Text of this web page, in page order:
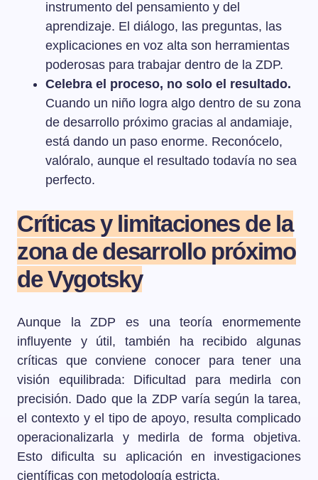
instrumento del pensamiento y del
aprendizaje. El diálogo, las preguntas, las
explicaciones en voz alta son herramientas
poderosas para trabajar dentro de la ZDP.
Celebra el proceso, no solo el resultado.
Cuando un niño logra algo dentro de su zona
de desarrollo próximo gracias al andamiaje,
está dando un paso enorme. Reconócelo,
valóralo, aunque el resultado todavía no sea
perfecto.
Críticas y limitaciones de la
zona de desarrollo próximo
de Vygotsky
Aunque la ZDP es una teoría enormemente
influyente y útil, también ha recibido algunas
críticas que conviene conocer para tener una
visión equilibrada: Dificultad para medirla con
precisión. Dado que la ZDP varía según la tarea,
el contexto y el tipo de apoyo, resulta complicado
operacionalizarla y medirla de forma objetiva.
Esto dificulta su aplicación en investigaciones
científicas con metodología estricta.